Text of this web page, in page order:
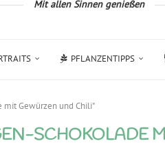
Mit allen Sinnen genießen
PFLANZENTIPPS
mit Gewürzen und Chili"
SCHOKOLADE